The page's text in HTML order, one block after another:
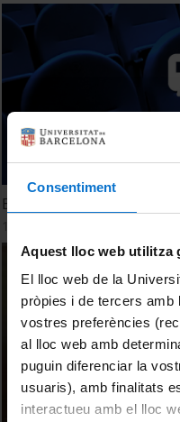
Consentiment
Aquest lloc web utilitza
El lloc web de la
pròpies i de tercers amb
vostres preferències
al lloc web amb
puguin diferenciar la
usuaris), amb finalitats
interactueu amb el lloc
Environmental Policy and